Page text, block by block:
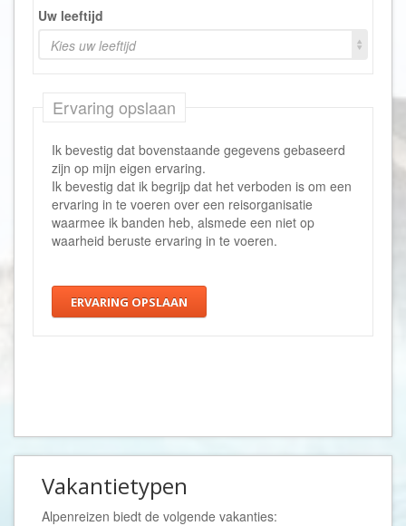
Uw leeftijd
Kies uw leeftijd
Ervaring opslaan
Ik bevestig dat bovenstaande gegevens gebaseerd
zijn op mijn eigen ervaring.
Ik bevestig dat ik begrijp dat het verboden is om een
ervaring in te voeren over een reisorganisatie
waarmee ik banden heb, alsmede een niet op
waarheid beruste ervaring in te voeren.
ERVARING OPSLAAN
Vakantietypen
Alpenreizen biedt de volgende vakanties: